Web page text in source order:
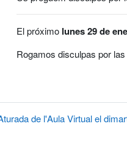
El próximo lunes 29 de
Rogamos disculpas por
de l'Aula Virtual el